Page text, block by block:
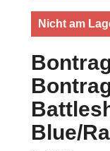
Nicht am
Blue/